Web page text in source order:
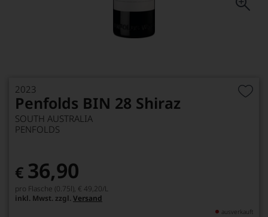
2023
Penfolds BIN 28 Shiraz
SOUTH AUSTRALIA
PENFOLDS
€ 36,90
pro Flasche (0.75l), € 49,20/L
inkl. Mwst. zzgl. Versand
ausverkauft